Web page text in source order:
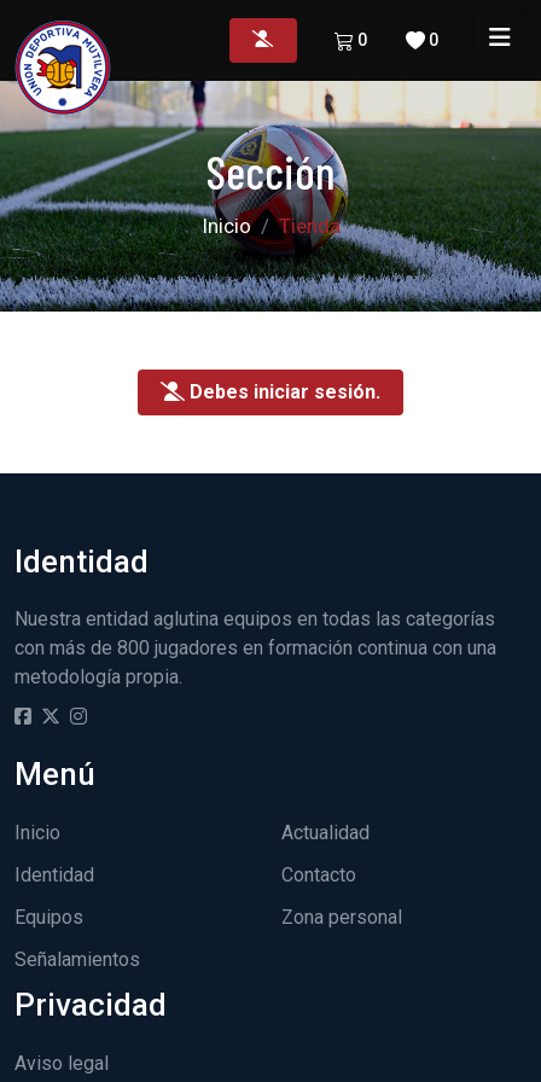
0
0
Sección
Inicio Tienda
Debes iniciar sesión.
Identidad
Nuestra entidad aglutina equipos en todas las categorías
con más de 800 jugadores en formación continua con una
metodología propia.
Menú
Inicio
Identidad
Equipos
Señalamientos
Actualidad
Contacto
Zona personal
Privacidad
Aviso legal